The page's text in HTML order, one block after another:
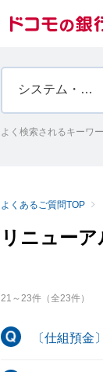
システム・セキュリティ
よく検索されるキーワ
よくあるご質問TOP
リニュー
21 ～23件（全23件）
〔仕組預金